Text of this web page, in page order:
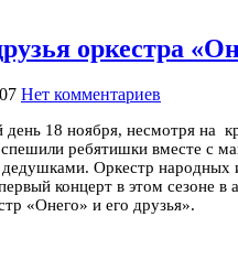
оркестра
Нет комментариев
день 18 ноября, несмотря на
ребятишки вместе с
Оркестр народных
концерт в этом сезоне в
«Онего» и его друзья».